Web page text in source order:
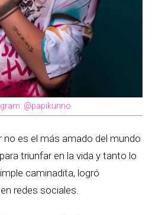
@papikunno
es el más amado del mundo
triunfar en la vida y tanto lo
caminadita, logró
redes sociales.